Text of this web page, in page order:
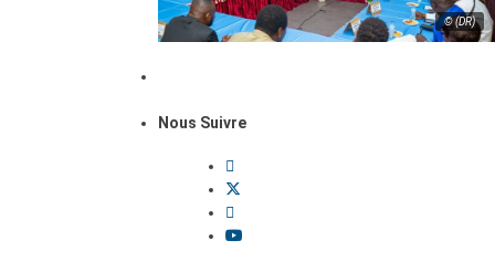
© (DR)
Nous Suivre